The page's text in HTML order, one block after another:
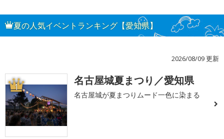
夏の人気イベントランキング【愛知県】
2026/08/09 更新
1 名古屋城夏まつり／愛知県
名古屋城が夏まつりムード一色に染まる